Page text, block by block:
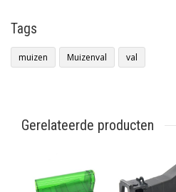
Tags
muizen Muizenval val
Gerelateerde producten